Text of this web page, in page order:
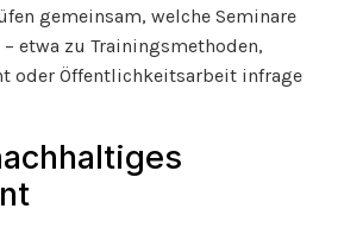
gemeinsam, welche Seminare
etwa zu Trainingsmethoden,
oder Öffentlichkeitsarbeit infrage